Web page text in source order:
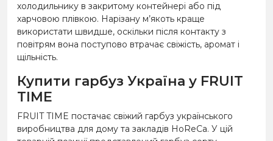
холодильнику в закритому контейнері або під
харчовою плівкою. Нарізану м’якоть краще
використати швидше, оскільки після контакту з
повітрям вона поступово втрачає свіжість, аромат і
щільність.
Купити гарбуз Україна у FRUIT
TIME
FRUIT TIME постачає свіжий гарбуз українського
виробництва для дому та закладів HoReCa. У цій